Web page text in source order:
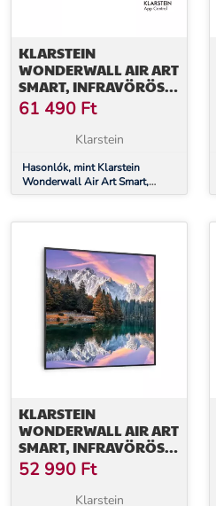
KLARSTEIN
WONDERWALL AIR ART
SMART, INFRAVÖRÖS
HŐSUGÁRZÓ, 80 X 60
CM, 500 W,
NAPFELKELTE
61 490 Ft
Klarstein
Hasonlók, mint Klarstein
Wonderwall Air Art Smart,
infravörös hősugárzó, 80 x 60
KLARSTEIN
WONDERWALL AIR ART
SMART, INFRAVÖRÖS
HŐSUGÁRZÓ, 60 X 60
CM, 350 W, TENGER
52 990 Ft
Klarstein